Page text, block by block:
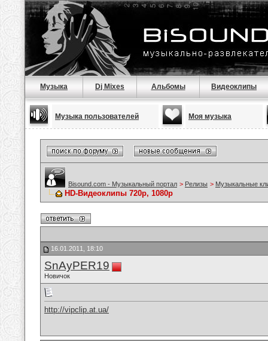
Музыка Dj Mixes Альбомы Видеоклипы
Музыка пользователей Моя музыка
Bisound.com - Музыкальный портал > Релизы > Музыкальные
HD-Видеоклипы 720p, 1080p
16.01.2011, 18:10
SnAyPER19
Новичок
http://vipclip.at.ua/